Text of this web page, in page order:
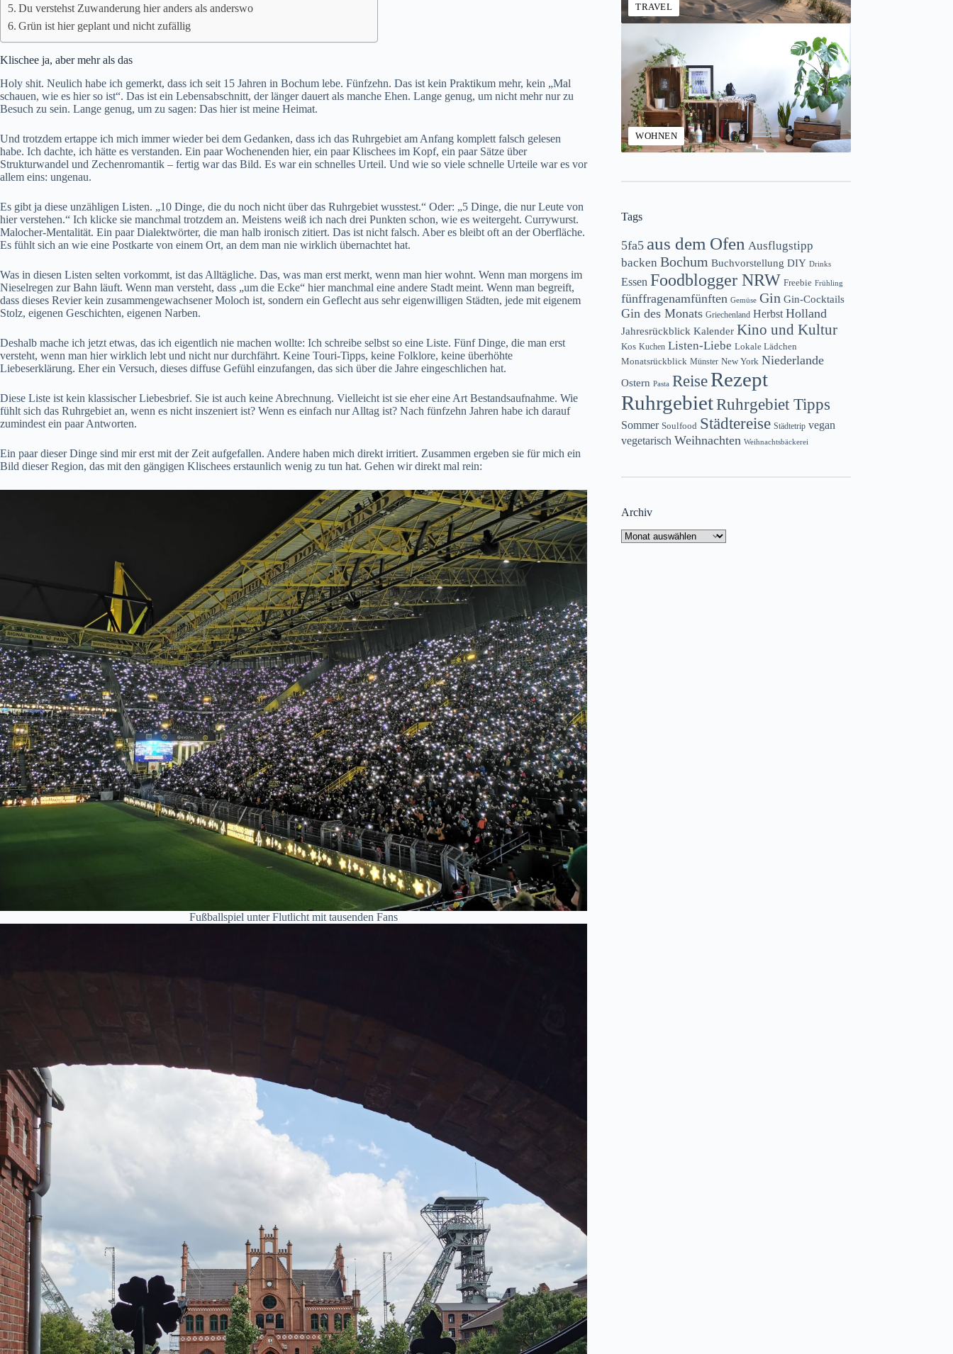
Du verstehst Zuwanderung hier anders als anderswo
Grün ist hier geplant und nicht zufällig
Klischee ja, aber mehr als das
Holy shit. Neulich habe ich gemerkt, dass ich seit 15 Jahren in Bochum lebe. Fünfzehn. Das ist kein Praktikum mehr, kein „Mal
schauen, wie es hier so ist“. Das ist ein Lebensabschnitt, der länger dauert als manche Ehen. Lange genug, um nicht mehr nur zu
Besuch zu sein. Lange genug, um zu sagen: Das hier ist meine Heimat.
Und trotzdem ertappe ich mich immer wieder bei dem Gedanken, dass ich das Ruhrgebiet am Anfang komplett falsch gelesen
habe. Ich dachte, ich hätte es verstanden. Ein paar Wochenenden hier, ein paar Klischees im Kopf, ein paar Sätze über
Strukturwandel und Zechenromantik – fertig war das Bild. Es war ein schnelles Urteil. Und wie so viele schnelle Urteile war es vor
allem eins: ungenau.
Es gibt ja diese unzähligen Listen. „10 Dinge, die du noch nicht über das Ruhrgebiet wusstest.“ Oder: „5 Dinge, die nur Leute von
hier verstehen.“ Ich klicke sie manchmal trotzdem an. Meistens weiß ich nach drei Punkten schon, wie es weitergeht. Currywurst.
Malocher-Mentalität. Ein paar Dialektwörter, die man halb ironisch zitiert. Das ist nicht falsch. Aber es bleibt oft an der Oberfläche.
Es fühlt sich an wie eine Postkarte von einem Ort, an dem man nie wirklich übernachtet hat.
Was in diesen Listen selten vorkommt, ist das Alltägliche. Das, was man erst merkt, wenn man hier wohnt. Wenn man morgens im
Nieselregen zur Bahn läuft. Wenn man versteht, dass „um die Ecke“ hier manchmal eine andere Stadt meint. Wenn man begreift,
dass dieses Revier kein zusammengewachsener Moloch ist, sondern ein Geflecht aus sehr eigenwilligen Städten, jede mit eigenem
Stolz, eigenen Geschichten, eigenen Narben.
Deshalb mache ich jetzt etwas, das ich eigentlich nie machen wollte: Ich schreibe selbst so eine Liste. Fünf Dinge, die man erst
versteht, wenn man hier wirklich lebt und nicht nur durchfährt. Keine Touri-Tipps, keine Folklore, keine überhöhte
Liebeserklärung. Eher ein Versuch, dieses diffuse Gefühl einzufangen, das sich über die Jahre eingeschlichen hat.
Diese Liste ist kein klassischer Liebesbrief. Sie ist auch keine Abrechnung. Vielleicht ist sie eher eine Art Bestandsaufnahme. Wie
fühlt sich das Ruhrgebiet an, wenn es nicht inszeniert ist? Wenn es einfach nur Alltag ist? Nach fünfzehn Jahren habe ich darauf
zumindest ein paar Antworten.
Ein paar dieser Dinge sind mir erst mit der Zeit aufgefallen. Andere haben mich direkt irritiert. Zusammen ergeben sie für mich ein
Bild dieser Region, das mit den gängigen Klischees erstaunlich wenig zu tun hat. Gehen wir direkt mal rein:
Fußballspiel unter Flutlicht mit tausenden Fans
TRAVEL
WOHNEN
Tags
5fa5 aus dem Ofen Ausflugstipp
backen Bochum Buchvorstellung DIY Drinks
Essen Foodblogger NRW Freebie Frühling
fünffragenamfünften Gemüse Gin Gin-Cocktails
Gin des Monats Griechenland Herbst Holland
Jahresrückblick Kalender Kino und Kultur
Kos Kuchen Listen-Liebe Lokale Lädchen
Monatsrückblick Münster New York Niederlande
Ostern Pasta ReiseRezept
RuhrgebietRuhrgebiet Tipps
Sommer Soulfood Städtereise Städtetrip vegan
vegetarisch Weihnachten Weihnachtsbäckerei
Archiv
Archiv